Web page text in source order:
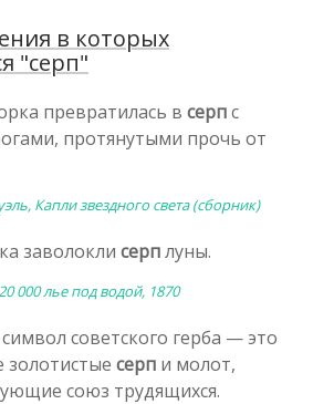
в которых
"серп"
превратилась в серпс
протянутыми прочь от
Капли звездного света (сборник)
заволокли серплуны.
000 лье под водой, 1870
советского герба — это
серп и молот,
союз трудящихся.